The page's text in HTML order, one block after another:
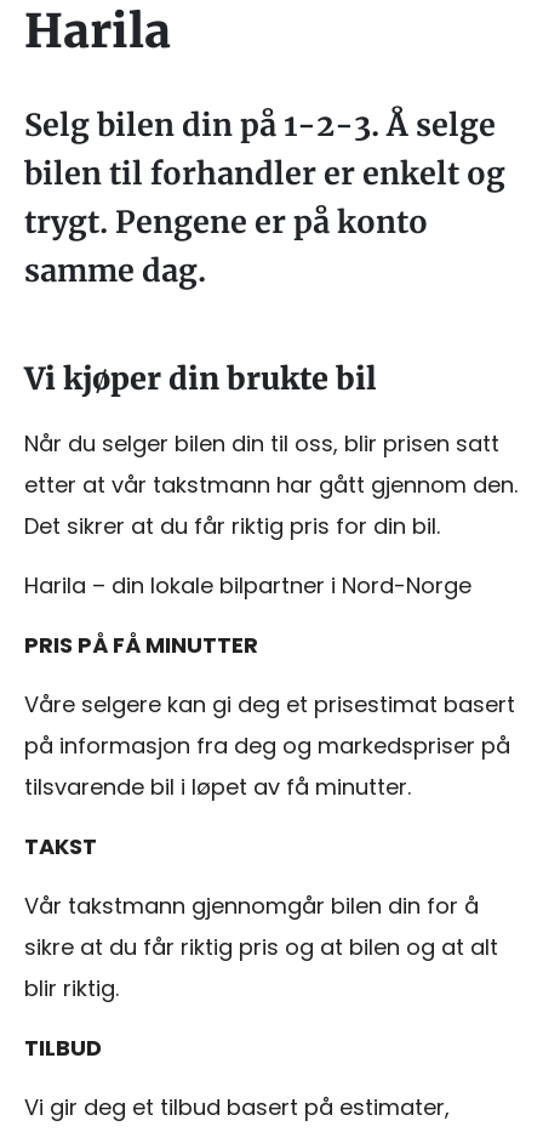
Harila
Selg bilen din på 1-2-3. Å selge
bilen til forhandler er enkelt og
trygt. Pengene er på konto
samme dag.
Vi kjøper din brukte bil
Når du selger bilen din til oss, blir prisen satt
etter at vår takstmann har gått gjennom den.
Det sikrer at du får riktig pris for din bil.
Harila – din lokale bilpartner i Nord-Norge
PRIS PÅ FÅ MINUTTER
Våre selgere kan gi deg et prisestimat basert
på informasjon fra deg og markedspriser på
tilsvarende bil i løpet av få minutter.
TAKST
Vår takstmann gjennomgår bilen din for å
sikre at du får riktig pris og at bilen og at alt
blir riktig.
TILBUD
Vi gir deg et tilbud basert på estimater,